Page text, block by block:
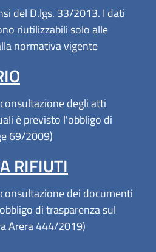
del D.lgs. 33/2013. I dati
riutilizzabili solo alle
normativa vigente
degli atti
è previsto l'obbligo di
69/2009)
RIFIUTI
dei documenti
di trasparenza sul
Arera 444/2019)